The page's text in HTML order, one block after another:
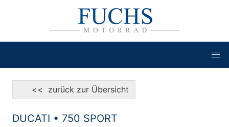
<< zurück zur Übersicht
DUCATI • 750 SPORT